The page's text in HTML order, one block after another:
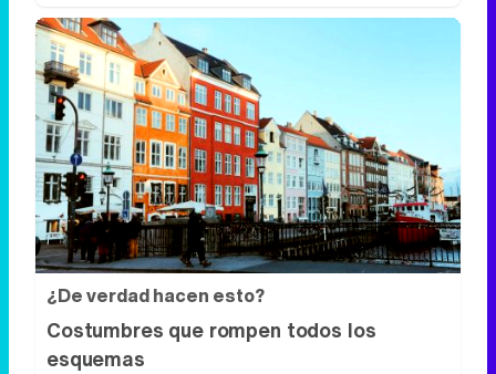
¿De verdad hacen esto?
Costumbres que rompen todos los
esquemas